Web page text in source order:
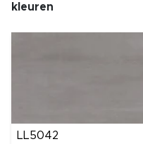
kleuren
LL5042